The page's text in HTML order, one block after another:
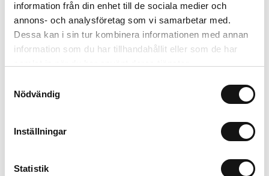
information från din enhet till de sociala medier och
annons- och analysföretag som vi samarbetar med.
Dessa kan i sin tur kombinera informationen med annan
information som du har tillhandahållit eller som de har
Nödvändig
Inställningar
Statistik
Trygg betalning
Ekologiskt utbud
Valbara fraktmetoder